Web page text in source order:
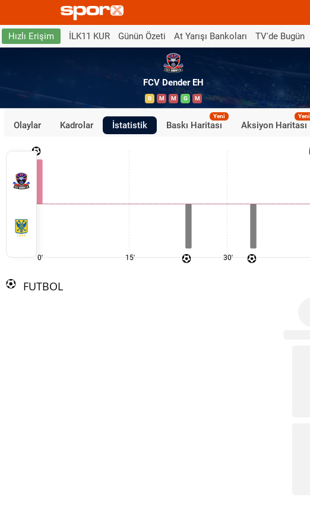
Hızlı Erişim İLK11 KUR Günün Özeti At Yarışı Bankoları TV'de Bugün
FCV Dender EH
B M M G M
Olaylar Kadrolar İstatistik Baskı Haritası
Yeni
Aksiyon Haritası
Yeni
0' 15' 30'
FUTBOL